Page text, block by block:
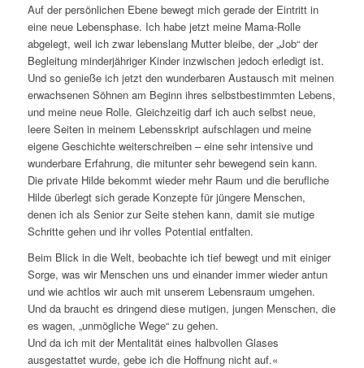
Auf der persönlichen Ebene bewegt mich gerade der Eintritt in
eine neue Lebensphase. Ich habe jetzt meine Mama-Rolle
abgelegt, weil ich zwar lebenslang Mutter bleibe, der „Job“ der
Begleitung minderjähriger Kinder inzwischen jedoch erledigt ist.
Und so genieße ich jetzt den wunderbaren Austausch mit meinen
erwachsenen Söhnen am Beginn ihres selbstbestimmten Lebens,
und meine neue Rolle. Gleichzeitig darf ich auch selbst neue,
leere Seiten in meinem Lebensskript aufschlagen und meine
eigene Geschichte weiterschreiben – eine sehr intensive und
wunderbare Erfahrung, die mitunter sehr bewegend sein kann.
Die private Hilde bekommt wieder mehr Raum und die berufliche
Hilde überlegt sich gerade Konzepte für jüngere Menschen,
denen ich als Senior zur Seite stehen kann, damit sie mutige
Schritte gehen und ihr volles Potential entfalten.
Beim Blick in die Welt, beobachte ich tief bewegt und mit einiger
Sorge, was wir Menschen uns und einander immer wieder antun
und wie achtlos wir auch mit unserem Lebensraum umgehen.
Und da braucht es dringend diese mutigen, jungen Menschen, die
es wagen, „unmögliche Wege“ zu gehen.
Und da ich mit der Mentalität eines halbvollen Glases
ausgestattet wurde, gebe ich die Hoffnung nicht auf.«